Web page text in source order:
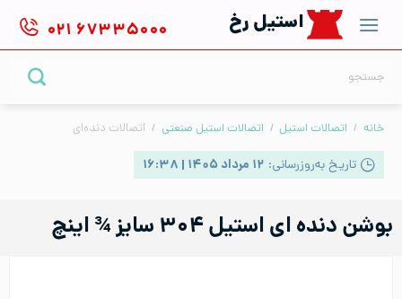
content
استیل رخ ۰۲۱ ۶۷۳۳۵۰۰۰
خانه / اتصالات استیل / اتصالات استیل صنعتی / اتصالات دنده‌ای
تاریخ به‌روزرسانی: ۱۲ مرداد ۱۴۰۵ | ۱۶:۳۸
بوشن دنده ای استیل ۳۰۴ سایز ¾ اینچ